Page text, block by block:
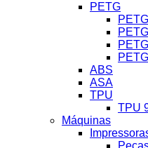
PETG
ABS
ASA
TPU
TPU
Máquinas